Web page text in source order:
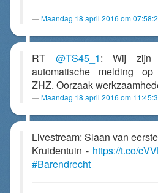
Maandag 18 april 2016 om
RT @TS45_1: Wij zijn
automatische melding
ZHZ. Oorzaak
Maandag 18 april 2016 om
Livestream: Slaan van
Kruidentuin - https://t.co/
#Barendrecht